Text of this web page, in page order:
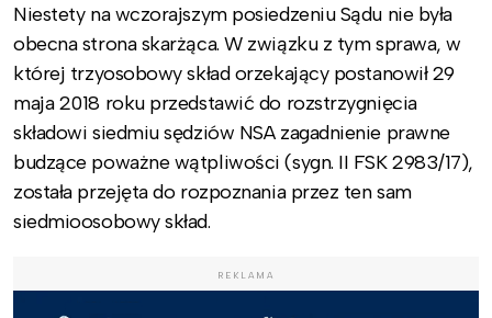
Niestety na wczorajszym posiedzeniu Sądu nie była
obecna strona skarżąca. W związku z tym sprawa, w
której trzyosobowy skład orzekający postanowił 29
maja 2018 roku przedstawić do rozstrzygnięcia
składowi siedmiu sędziów NSA zagadnienie prawne
budzące poważne wątpliwości (sygn. II FSK 2983/17),
została przejęta do rozpoznania przez ten sam
siedmioosobowy skład.
REKLAMA